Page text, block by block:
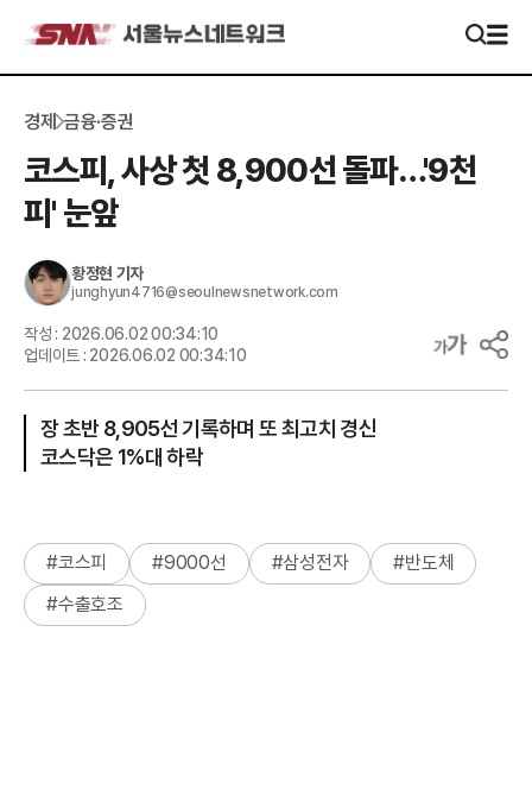
경제 금융·증권
코스피, 사상 첫 8,900선 돌파…'9천
피' 눈앞
황정현 기자
junghyun4716@seoulnewsnetwork.com
작성 : 2026.06.02 00:34:10
업데이트 : 2026.06.02 00:34:10
장 초반 8,905선 기록하며 또 최고치 경신
코스닥은 1%대 하락
#코스피 #9000선 #삼성전자 #반도체
#수출호조